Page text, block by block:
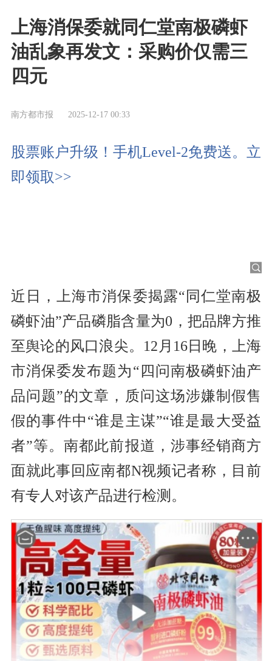
上海消保委就同仁堂南极磷虾
油乱象再发文：采购价仅需三
四元
南方都市报 2025-12-17 00:33
股票账户升级！手机Level-2免费送。立
即领取>>
近日，上海市消保委揭露“同仁堂南极
磷虾油”产品磷脂含量为0，把品牌方推
至舆论的风口浪尖。12月16日晚，上海
市消保委发布题为“四问南极磷虾油产
品问题”的文章，质问这场涉嫌制假售
假的事件中“谁是主谋”“谁是最大受益
者”等。南都此前报道，涉事经销商方
面就此事回应南都N视频记者称，目前
有专人对该产品进行检测。